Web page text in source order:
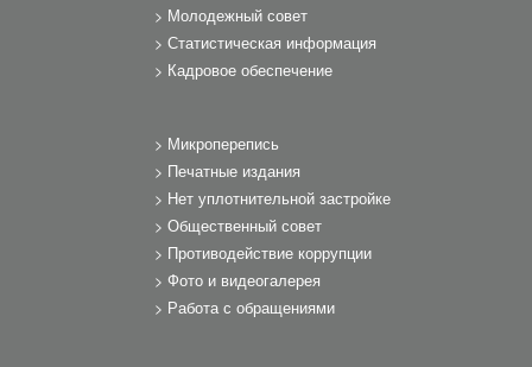
Молодежный совет
Статистическая информация
Кадровое обеспечение
Микроперепись
Печатные издания
Нет уплотнительной застройке
Общественный совет
Противодействие коррупции
Фото и видеогалерея
Работа с обращениями